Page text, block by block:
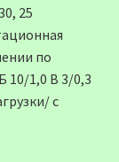
25
по
10/1,0 В 3/0,3
с